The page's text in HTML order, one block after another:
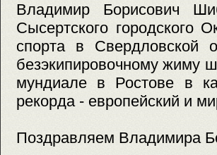
Владимир Борисович
Сысертского городского
спорта в Свердловской
безэкипировочному жиму
мундиале в Ростове в
рекорда - европейский и
Поздравляем Владимира